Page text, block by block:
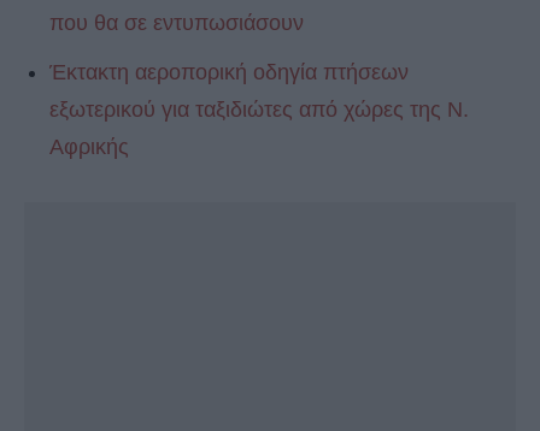
που θα σε εντυπωσιάσουν
Έκτακτη αεροπορική οδηγία πτήσεων
εξωτερικού για ταξιδιώτες από χώρες της Ν.
Αφρικής